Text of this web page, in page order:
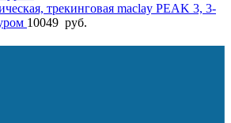
трекинговая maclay PEAK 3, 3-
10049 руб.